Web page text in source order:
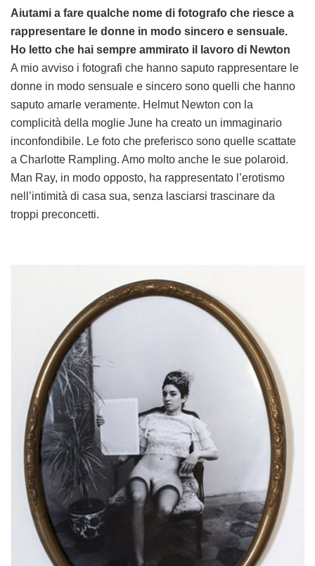
Aiutami a fare qualche nome di fotografo che riesce a
rappresentare le donne in modo sincero e sensuale.
Ho letto che hai sempre ammirato il lavoro di Newton
A mio avviso i fotografi che hanno saputo rappresentare le
donne in modo sensuale e sincero sono quelli che hanno
saputo amarle veramente. Helmut Newton con la
complicità della moglie June ha creato un immaginario
inconfondibile. Le foto che preferisco sono quelle scattate
a Charlotte Rampling. Amo molto anche le sue polaroid.
Man Ray, in modo opposto, ha rappresentato l’erotismo
nell’intimità di casa sua, senza lasciarsi trascinare da
troppi preconcetti.